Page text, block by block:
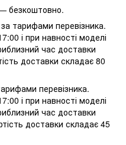
безкоштовно.
тарифами перевізника.
і при навності моделі
час доставки
доставки складає 80
перевізника.
і при навності моделі
час доставки
доставки складає 45